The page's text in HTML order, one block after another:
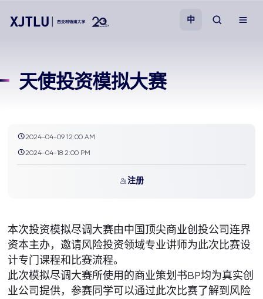
科研
关于我们
中
天使投资模拟大赛
2024-04-09 12:00 AM
2024-04-18 2:00 PM
注册
本次投资模拟尽调大赛由中国顶尖商业创投公司连界
资本主办，邀请风险投资领域专业讲师为此次比赛设
计专门课程和比赛流程。
此次模拟尽调大赛所使用的商业策划书BP均为真实创
业公司提供，参赛同学可以通过此次比赛了解到风险